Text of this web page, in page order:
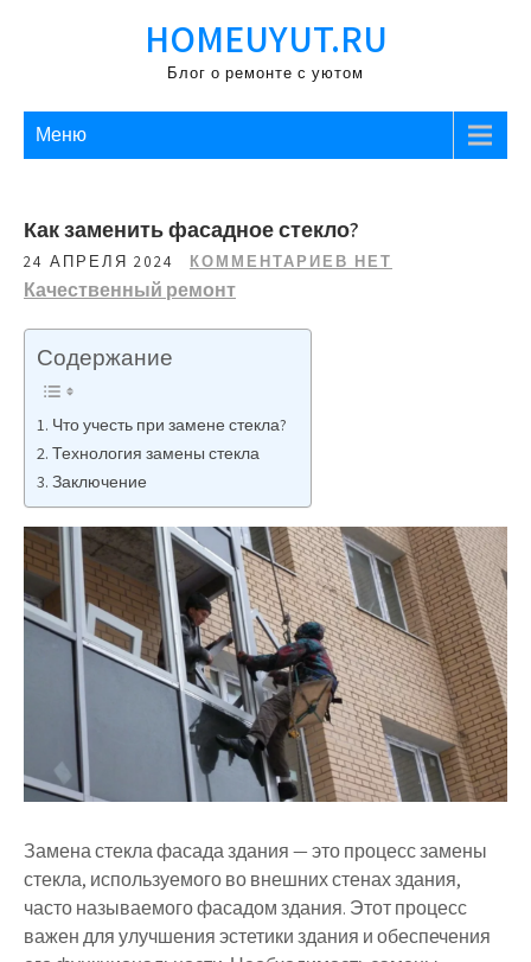
HOMEUYUT.RU
Блог о ремонте с уютом
Меню
Как заменить фасадное стекло?
24 АПРЕЛЯ 2024 КОММЕНТАРИЕВ НЕТ
Качественный ремонт
Содержание
Что учесть при замене стекла?
Технология замены стекла
Заключение
Замена стекла фасада здания — это процесс замены
стекла, используемого во внешних стенах здания,
часто называемого фасадом здания. Этот процесс
важен для улучшения эстетики здания и обеспечения